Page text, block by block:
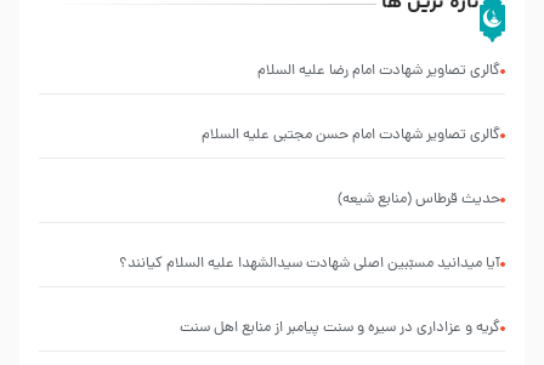
گالری تصاویر شهادت امام رضا علیه السلام
گالری تصاویر شهادت امام حسن مجتبی علیه السلام
حدیث قرطاس (منابع شیعه)
آیا میدانید مسبّبین اصلی شهادت سیدالشهدا علیه ‌السلام کیانند؟
گریه و عزاداری در سیره و سنت پیامبر از منابع اهل سنت